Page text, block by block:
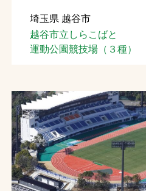
埼玉県 越谷市
越谷市立しらこばと
運動公園競技場（３種）